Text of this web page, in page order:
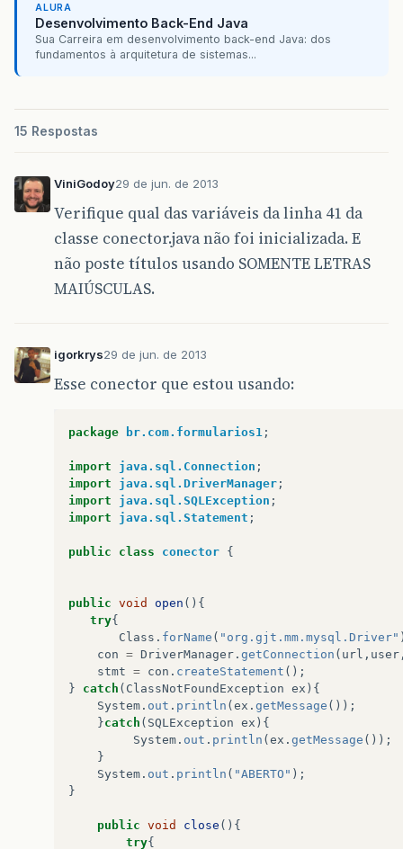
at java.awt .LightweightDispatcher
at java .awt.LightweightDispatcher
at java.awt .EventQueue
java awt
at java. awt.EventDispatchThread.
at java.awt.
at java .awt.EventDispatchThread
EventDispatchThread
ALURA
Desenvolvimento Back-End Java
Sua Carreira em desenvolvimento back-end Java: dos
fundamentos à arquitetura de sistemas...
15 Respostas
ViniGodoy29 de jun. de 2013
Verifique qual das variáveis da linha 41 da
classe conector.java não foi inicializada. E
não poste títulos usando SOMENTE LETRAS
MAIÚSCULAS.
igorkrys29 de jun. de 2013
Esse conector que estou usando:
package br.com.formularios1 ;
import java.sql.Connection ;
import
java.sql.DriverManager ;
import
java.sql.SQLException ;
import
java.sql.Statement ;
public class conector {
public void open (){
try{
Class . forName ( "org.gjt.mm.mysql.Driver"
con = DriverManager . getConnection ( url , user
stmt = con . createStatement ();
}
catch ( ClassNotFoundException ex ){
System . out . println ( ex . getMessage ());
}catch ( SQLException ex ){
System . out . println ( ex . getMessage ());
}
System . out . println ( "ABERTO" );
}
public void close (){
try{